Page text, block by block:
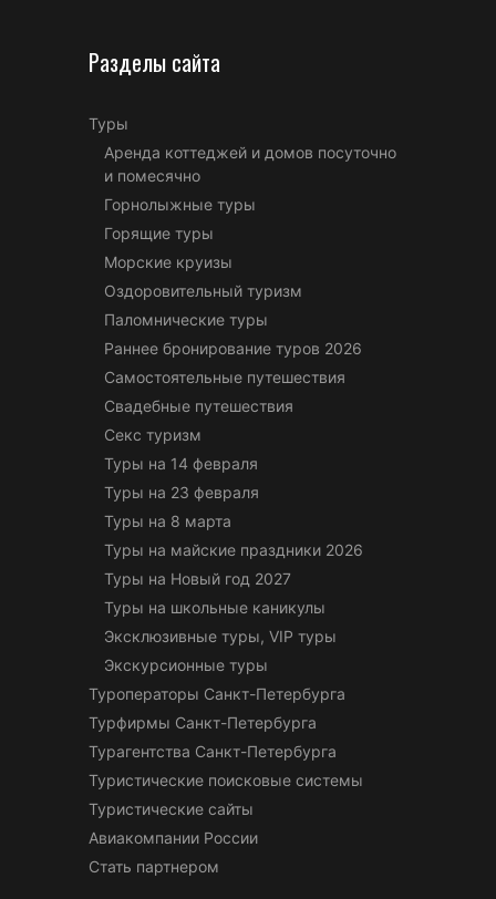
Разделы сайта
Туры
Аренда коттеджей и домов посуточно
и помесячно
Горнолыжные туры
Горящие туры
Морские круизы
Оздоровительный туризм
Паломнические туры
Раннее бронирование туров 2026
Самостоятельные путешествия
Свадебные путешествия
Секс туризм
Туры на 14 февраля
Туры на 23 февраля
Туры на 8 марта
Туры на майские праздники 2026
Туры на Новый год 2027
Туры на школьные каникулы
Эксклюзивные туры, VIP туры
Экскурсионные туры
Туроператоры Санкт-Петербурга
Турфирмы Санкт-Петербурга
Турагентства Санкт-Петербурга
Туристические поисковые системы
Туристические сайты
Авиакомпании России
Стать партнером